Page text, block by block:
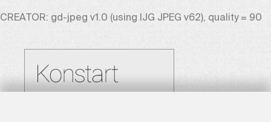
CREATOR: gd-jpeg v1.0 (using IJG JPEG v62), quality = 90